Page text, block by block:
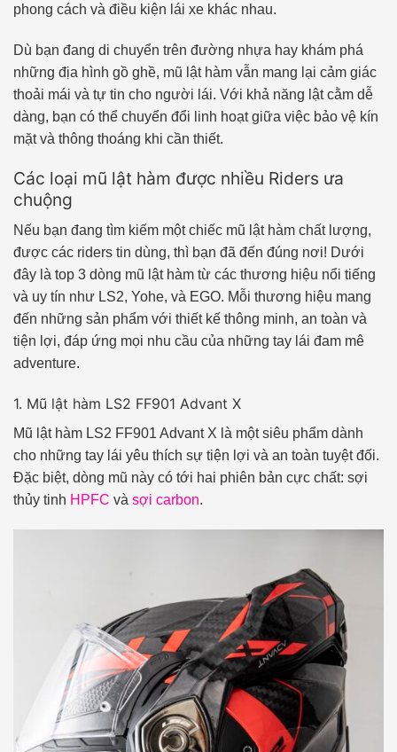
phong cách và điều kiện lái xe khác nhau.
Dù bạn đang di chuyển trên đường nhựa hay khám phá
những địa hình gồ ghề, mũ lật hàm vẫn mang lại cảm giác
thoải mái và tự tin cho người lái. Với khả năng lật cằm dễ
dàng, bạn có thể chuyển đổi linh hoạt giữa việc bảo vệ kín
mặt và thông thoáng khi cần thiết.
Các loại mũ lật hàm được nhiều Riders ưa
chuộng
Nếu bạn đang tìm kiếm một chiếc mũ lật hàm chất lượng,
được các riders tin dùng, thì bạn đã đến đúng nơi! Dưới
đây là top 3 dòng mũ lật hàm từ các thương hiệu nổi tiếng
và uy tín như LS2, Yohe, và EGO. Mỗi thương hiệu mang
đến những sản phẩm với thiết kế thông minh, an toàn và
tiện lợi, đáp ứng mọi nhu cầu của những tay lái đam mê
adventure.
1. Mũ lật hàm LS2 FF901 Advant X
Mũ lật hàm LS2 FF901 Advant X là một siêu phẩm dành
cho những tay lái yêu thích sự tiện lợi và an toàn tuyệt đối.
Đặc biệt, dòng mũ này có tới hai phiên bản cực chất: sợi
thủy tinh HPFC và sợi carbon.